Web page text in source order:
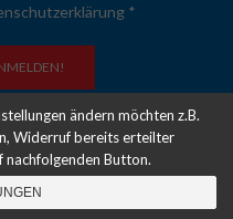
*
| ALLE RECHTE
|IMPRESSUM| MADE
ändern möchten z.B.
Widerruf bereits erteilter
nachfolgenden Button.